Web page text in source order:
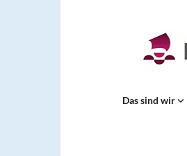
Das sind wir